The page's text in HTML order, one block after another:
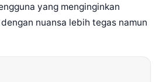
yang menginginkan
nuansa lebih tegas namun